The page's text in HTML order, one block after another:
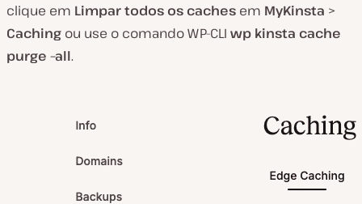
clique em Limpar todos os caches em MyKinsta >
Caching ou use o comando WP-CLI wp kinsta cache
purge –all.